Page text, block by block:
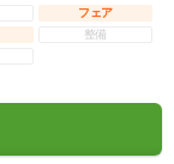
フェア
整備